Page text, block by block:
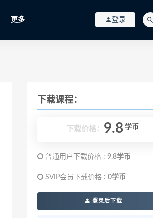
更多 登录
下载课程：
下载价格： 9.8 学币
普通用户下载价格 : 9.8学币
SVIP会员下载价格 : 0学币
登录后下载